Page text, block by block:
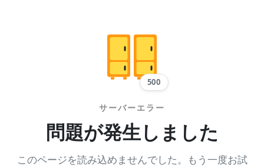
500
サーバーエラー
問題が発生しました
このページを読み込めませんでした。もう一度お試